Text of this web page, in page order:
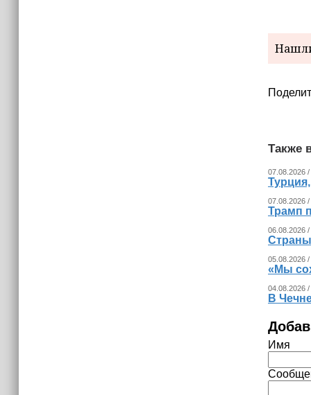
Также
07.08.2026
07.08.2026
Трамп
06.08.2026
05.08.2026
«Мы
04.08.2026
В
Имя